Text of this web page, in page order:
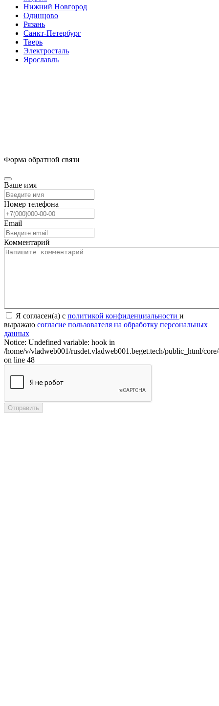
Нижний Новгород
Одинцово
Рязань
Санкт-Петербург
Тверь
Электросталь
Ярославль
Форма обратной связи
Ваше имя
Номер телефона
Email
Комментарий
Я согласен(а) с политикой конфиденциальности и
выражаю согласие пользователя на обработку персональных
данных
Notice: Undefined variable: hook in
/home/v/vladweb001/rusdet.vladweb001.beget.tech/public_html/
on line 48
Отправить